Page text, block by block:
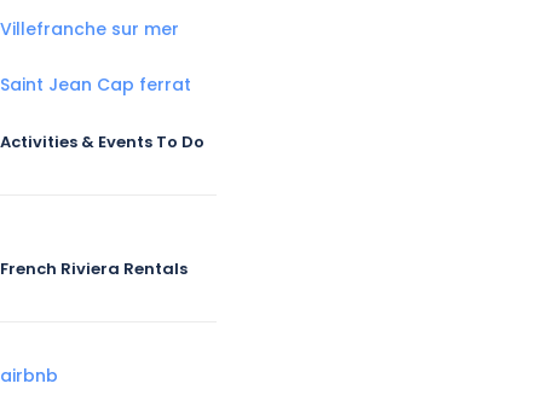
Villefranche sur mer
Saint Jean Cap ferrat
Activities & Events To Do
French Riviera Rentals
airbnb